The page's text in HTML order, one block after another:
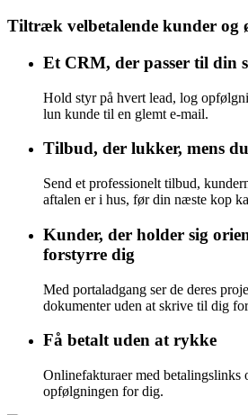
Tiltræk velbetalende kunder og
Et CRM, der passer til din
Hold styr på hvert lead, log
lun kunde til en glemt e-mail.
Tilbud, der lukker, mens
Send et professionelt tilbud,
aftalen er i hus, før din næste kop
Kunder, der holder sig
forstyrre dig
Med portaladgang ser de deres
dokumenter uden at skrive til dig
Få betalt uden at rykke
Onlinefakturaer med betalingslinks
opfølgningen for dig.